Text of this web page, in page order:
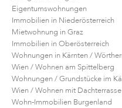
Eigentumswohnungen
Immobilien in Niederösterreich
Mietwohnung in Graz
Immobilien in Oberösterreich
Wohnungen in Kärnten /
Wien / Wohnen am Spittelberg
Wohnungen / Grundstücke im
Wien / Wohnen mit Dachterrasse
Wohn-Immobilien Burgenland